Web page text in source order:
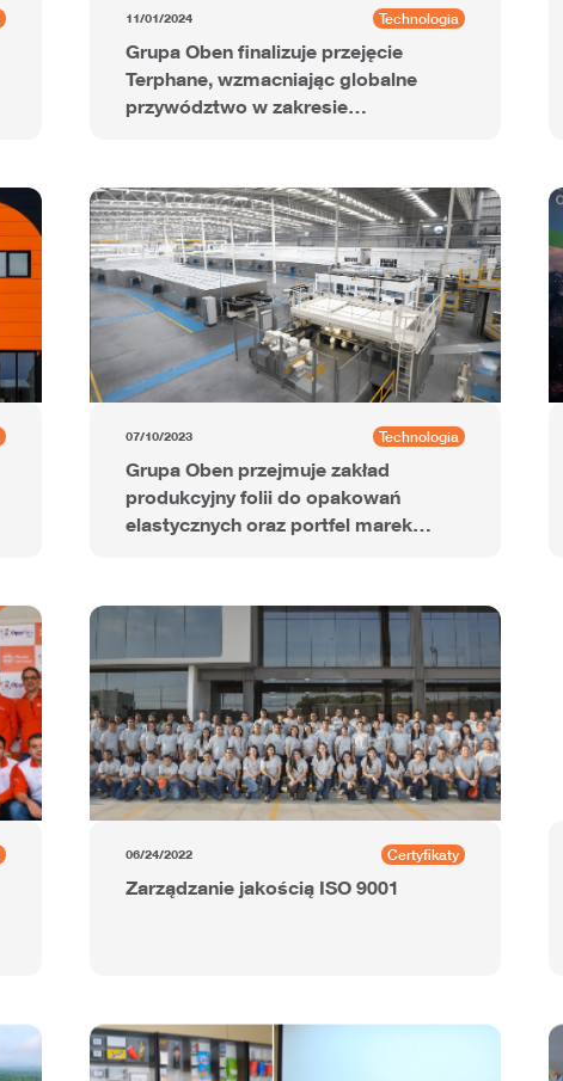
11/01/2024 Technologia
Grupa Oben finalizuje przejęcie
Terphane, wzmacniając globalne
przywództwo w zakresie
07/10/2023 Technologia
Grupa Oben przejmuje zakład
produkcyjny folii do opakowań
elastycznych oraz portfel marek
06/24/2022 Certyfikaty
Zarządzanie jakością ISO 9001